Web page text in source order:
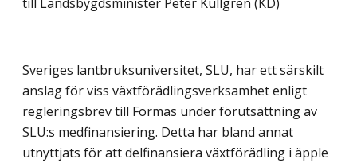
Sveriges lantbruksuniversitet, SLU, har ett särskilt
anslag för viss växtförädlingsverksamhet enligt
regleringsbrev till Formas under förutsättning av
SLU:s medfinansiering. Detta har bland annat
utnyttjats för att delfinansiera växtförädling i äpple